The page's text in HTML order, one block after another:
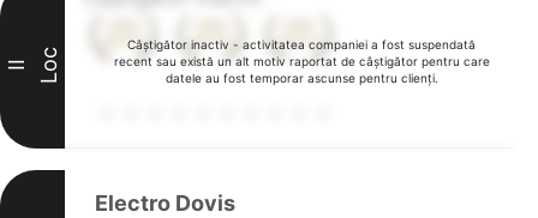
Câștigător inactiv - activitatea companiei a fost suspendată
recent sau există un alt motiv raportat de câștigător pentru care
datele au fost temporar ascunse pentru clienți.
II Loc
Electro Dovis